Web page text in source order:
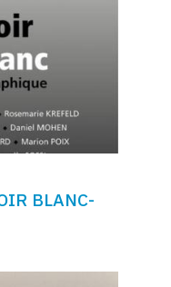
BLANC-